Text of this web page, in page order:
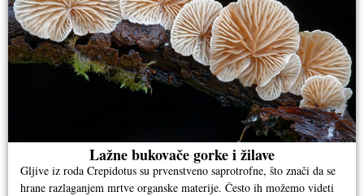
Lažne bukovače gorke i žilave
Gljive iz roda Crepidotus su prvenstveno saprotrofne, što znači da se
hrane razlaganjem mrtve organske materije. Često ih možemo videti